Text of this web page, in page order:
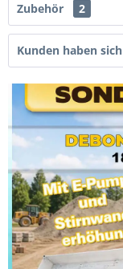
Zubehör 2
Kunden haben